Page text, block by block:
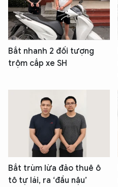
Bắt nhanh 2 đối tượng
trộm cắp xe SH
Bắt trùm lừa đảo thuê ô
tô tự lái, ra ‘đầu nậu’